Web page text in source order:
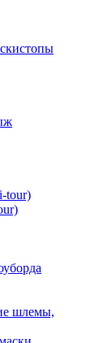
tour)
шлемы,